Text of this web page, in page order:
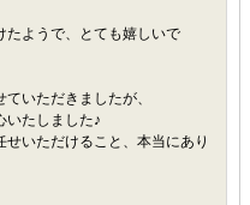
たようで、とても嬉しいで
いただきましたが、
いたしました♪
いただけること、本当にあり